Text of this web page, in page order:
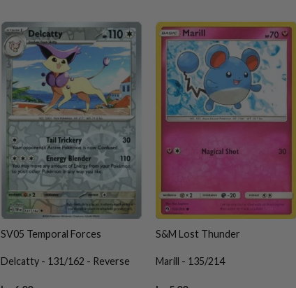
SV05 Temporal Forces
Delcatty - 131/162 - Reverse
S&M Lost Thunder
Marill - 135/214